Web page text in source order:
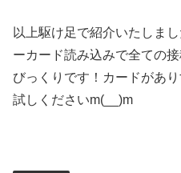
以上駆け足で紹介いたしま
ーカード読み込みで全ての
びっくりです！カードがあ
試しくださいm(__)m